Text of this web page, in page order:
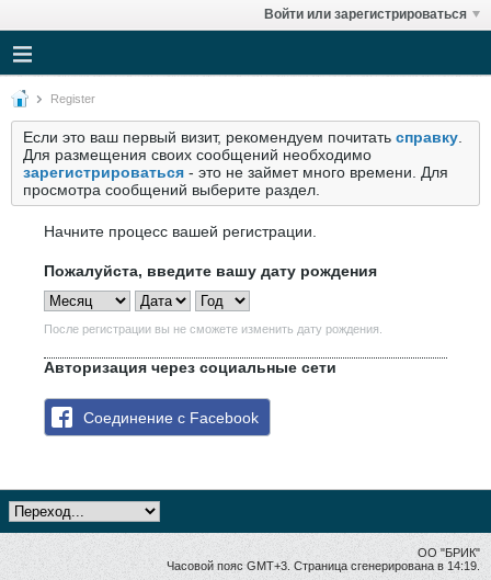
Войти или зарегистрироваться
Register
Если это ваш первый визит, рекомендуем почитать справку
Для размещения своих сообщений необходимо
зарегистрироваться - это не займет много времени. Для
просмотра сообщений выберите раздел.
Начните процесс вашей регистрации.
Пожалуйста, введите вашу дату рождения
После регистрации вы не сможете изменить дату рождения.
Авторизация через социальные сети
Соединение с Facebook
ОО "БРИК"
Часовой пояс GMT+3. Страница сгенерирована в 14:19.